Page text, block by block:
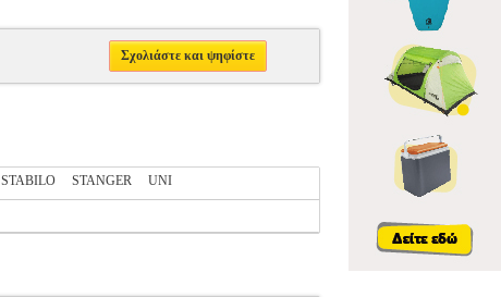
Σχολιάστε και ψηφίστε
STABILO STANGER UNI